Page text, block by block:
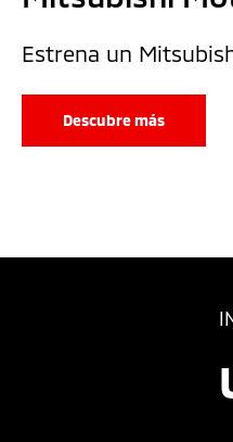
Estrena un
Descubre más